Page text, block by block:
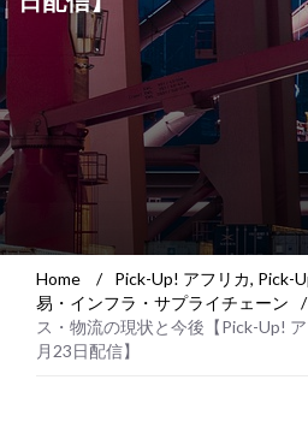
Home / Pick-Up! アフリカ, Pick-
易・インフラ・サプライチェーン
/
ス・物流の現状と今後【Pick-Up!
月23日配信】